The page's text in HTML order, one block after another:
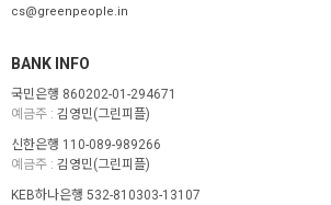
cs@greenpeople.in
BANK INFO
국민은행 860202-01-294671
예금주 : 김영민(그린피플)
신한은행 110-089-989266
예금주 : 김영민(그린피플)
KEB하나은행 532-810303-13107